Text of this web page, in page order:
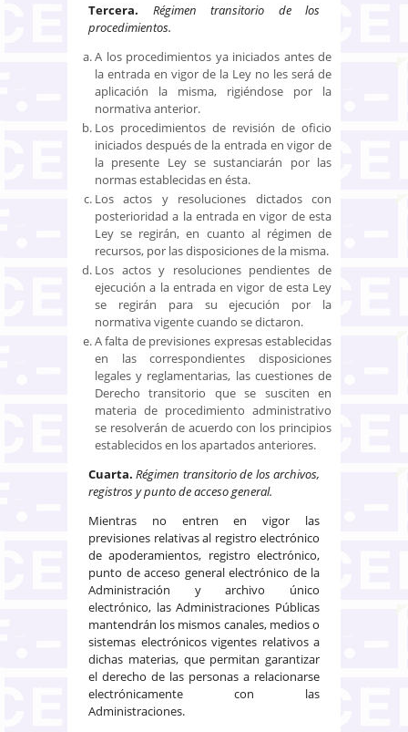
Tercera.
Régimen transitorio de los
procedimientos.
A los procedimientos ya iniciados antes de
la entrada en vigor de la Ley no les será de
aplicación la misma, rigiéndose por la
normativa anterior.
Los procedimientos de revisión de oficio
iniciados después de la entrada en vigor de
la presente Ley se sustanciarán por las
normas establecidas en ésta.
Los actos y resoluciones dictados con
posterioridad a la entrada en vigor de esta
Ley se regirán, en cuanto al régimen de
recursos, por las disposiciones de la misma.
Los actos y resoluciones pendientes de
ejecución a la entrada en vigor de esta Ley
se regirán para su ejecución por la
normativa vigente cuando se dictaron.
A falta de previsiones expresas establecidas
en las correspondientes disposiciones
legales y reglamentarias, las cuestiones de
Derecho transitorio que se susciten en
materia de procedimiento administrativo
se resolverán de acuerdo con los principios
establecidos en los apartados anteriores.
Cuarta. Régimen transitorio de los archivos,
registros y punto de acceso general.
Mientras no entren en vigor las
previsiones relativas al registro electrónico
de apoderamientos, registro electrónico,
punto de acceso general electrónico de la
Administración y archivo único
electrónico, las Administraciones Públicas
mantendrán los mismos canales, medios o
sistemas electrónicos vigentes relativos a
dichas materias, que permitan garantizar
el derecho de las personas a relacionarse
electrónicamente con las
Administraciones.